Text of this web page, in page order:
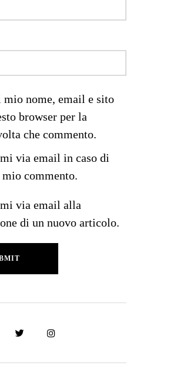
mio nome, email e sito
browser per la
che commento.
via email in caso di
commento.
via email alla
di un nuovo articolo.